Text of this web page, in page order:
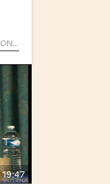
POLITIQUES PUBLIQUES ET PRATIQUES PROFESSIONNELLES FACE AUX INÉGALITÉS SOCIALES DE SANTÉ (COLLOQUE INTERNATIONAL)
19:47